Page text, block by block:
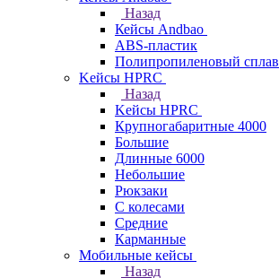
Назад
Кейсы Andbao
ABS-пластик
Полипропиленовый сплав
Kейсы HPRC
Назад
Kейсы HPRC
Крупногабаритные 4000
Большие
Длинные 6000
Небольшие
Рюкзаки
С колесами
Средние
Карманные
Мобильные кейсы
Назад